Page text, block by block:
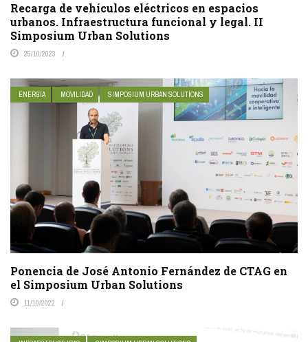
Recarga de vehículos eléctricos en espacios
urbanos. Infraestructura funcional y legal. II
Simposium Urban Solutions
25/10/2023
ENERGÍA MOVILIDAD SIMPOSIUM URBAN SOLUTIONS
Ponencia de José Antonio Fernández de CTAG en
el Simposium Urban Solutions
11/10/2022